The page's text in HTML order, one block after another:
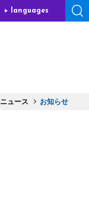
languages
ニュース お知らせ